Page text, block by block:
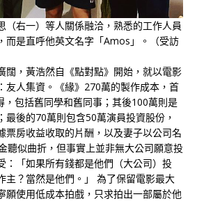
（右一）等人關係融洽，熟悉的工作人員
而是直呼他英文名字「Amos」。（受訪
闊，黃浩然自《點對點》開始，就以電影
友人集資。《緣》270萬的製作成本，首
，包括舊同學和舊同事；其後100萬則是
最後的70萬則包含50萬演員投資股份，
票房收益收取的片酬，以及妻子以公司名
聽似曲折，但事實上並非無大公司願意投
：「如果所有錢都是他們（大公司）投
主？當然是他們。」 為了保留電影最大
願使用低成本拍戲，只求拍出一部屬於他